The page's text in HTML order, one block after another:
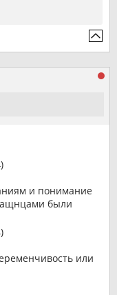
и понимание
были
или